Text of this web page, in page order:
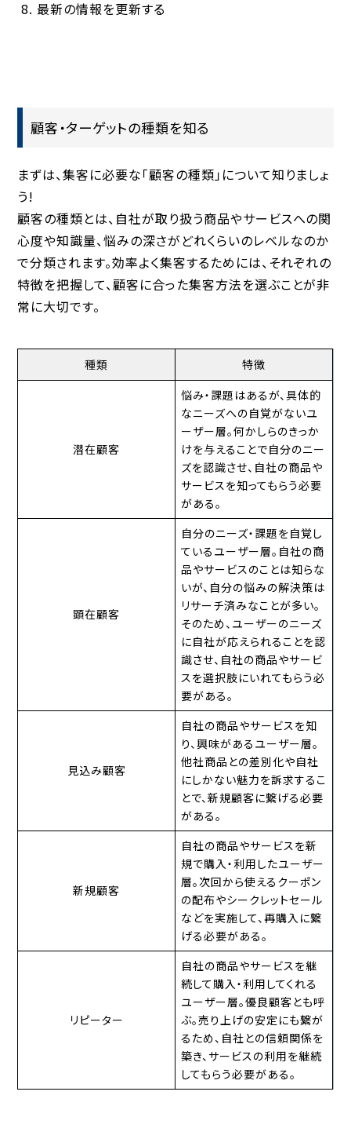
最新の情報を更新する
顧客・ターゲットの種類を知る
まずは、集客に必要な「顧客の種類」について知りましょ
う!
顧客の種類とは、自社が取り扱う商品やサービスへの関
心度や知識量、悩みの深さがどれくらいのレベルなのか
で分類されます。効率よく集客するためには、それぞれの
特徴を把握して、顧客に合った集客方法を選ぶことが非
常に大切です。
種類 特徴
潜在顧客
悩み・課題はあるが、具体的
なニーズへの自覚がないユ
ーザー層。何かしらのきっか
けを与えることで自分のニー
ズを認識させ、自社の商品や
サービスを知ってもらう必要
がある。
顕在顧客
自分のニーズ・課題を自覚し
ているユーザー層。自社の商
品やサービスのことは知らな
いが、自分の悩みの解決策は
リサーチ済みなことが多い。
そのため、ユーザーのニーズ
に自社が応えられることを認
識させ、自社の商品やサービ
スを選択肢にいれてもらう必
要がある。
見込み顧客
自社の商品やサービスを知
り、興味があるユーザー層。
他社商品との差別化や自社
にしかない魅力を訴求するこ
とで、新規顧客に繋げる必要
がある。
新規顧客
自社の商品やサービスを新
規で購入・利用したユーザー
層。次回から使えるクーポン
の配布やシークレットセール
などを実施して、再購入に繋
げる必要がある。
リピーター
自社の商品やサービスを継
続して購入・利用してくれる
ユーザー層。優良顧客とも呼
ぶ。売り上げの安定にも繋が
るため、自社との信頼関係を
築き、サービスの利用を継続
してもらう必要がある。